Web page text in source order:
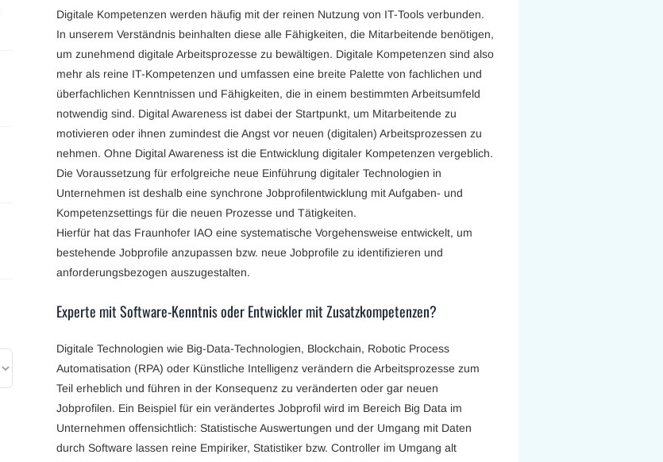
Digitale Kompetenzen werden häufig mit der reinen Nutzung von IT-Tools verbunden.
In unserem Verständnis beinhalten diese alle Fähigkeiten, die Mitarbeitende benötigen,
um zunehmend digitale Arbeitsprozesse zu bewältigen. Digitale Kompetenzen sind also
mehr als reine IT-Kompetenzen und umfassen eine breite Palette von fachlichen und
überfachlichen Kenntnissen und Fähigkeiten, die in einem bestimmten Arbeitsumfeld
notwendig sind. Digital Awareness ist dabei der Startpunkt, um Mitarbeitende zu
motivieren oder ihnen zumindest die Angst vor neuen (digitalen) Arbeitsprozessen zu
nehmen. Ohne Digital Awareness ist die Entwicklung digitaler Kompetenzen vergeblich.
Die Voraussetzung für erfolgreiche neue Einführung digitaler Technologien in
Unternehmen ist deshalb eine synchrone Jobprofilentwicklung mit Aufgaben- und
Kompetenzsettings für die neuen Prozesse und Tätigkeiten.
Hierfür hat das Fraunhofer IAO eine systematische Vorgehensweise entwickelt, um
bestehende Jobprofile anzupassen bzw. neue Jobprofile zu identifizieren und
anforderungsbezogen auszugestalten.
Experte mit Software-Kenntnis oder Entwickler mit Zusatzkompetenzen?
Digitale Technologien wie Big-Data-Technologien, Blockchain, Robotic Process
Automatisation (RPA) oder Künstliche Intelligenz verändern die Arbeitsprozesse zum
Teil erheblich und führen in der Konsequenz zu veränderten oder gar neuen
Jobprofilen. Ein Beispiel für ein verändertes Jobprofil wird im Bereich Big Data im
Unternehmen offensichtlich: Statistische Auswertungen und der Umgang mit Daten
durch Software lassen reine Empiriker, Statistiker bzw. Controller im Umgang alt